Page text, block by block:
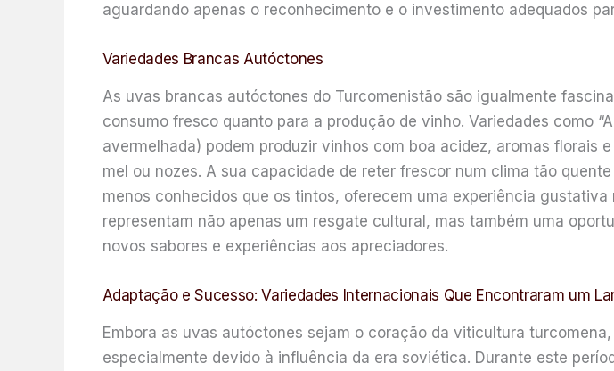
aguardando apenas o reconhecimento e o investimento adequados
Variedades Brancas Autóctones
As uvas brancas autóctones do Turcomenistão são igualmente
consumo fresco quanto para a produção de vinho. Variedades como
avermelhada) podem produzir vinhos com boa acidez, aromas florais
mel ou nozes. A sua capacidade de reter frescor num clima tão
menos conhecidos que os tintos, oferecem uma experiência
representam não apenas um resgate cultural, mas também uma
novos sabores e experiências aos apreciadores.
Adaptação e Sucesso: Variedades Internacionais Que Encontraram um
Embora as uvas autóctones sejam o coração da viticultura
especialmente devido à influência da era soviética. Durante este